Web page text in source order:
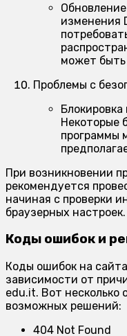
изменения
может
Проблемы с
Некоторые
программы
При возникновении
рекомендуется
начиная с проверки
браузерных настроек.
Коды ошибок и
Коды ошибок на
зависимости от
edu.it. Вот несколько
возможных решений:
404 Not Found